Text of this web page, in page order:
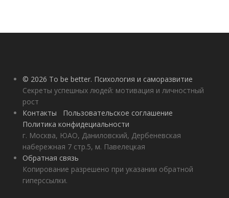
© 2026 To be better. Психология и саморазвитие
Секреты успешных людей: мотивация и личностный
рост
Контакты
Пользовательское соглашение
Политика конфидециальности
г. Москва, ЮАО, Даниловский, Дербеневская
набережная 7 стр.5, м. Павелецкая
Обратная связь
Копирование разрешено при указании обратной
гиперссылки.